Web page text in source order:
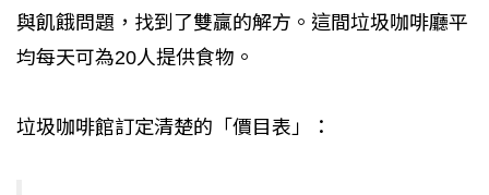
與飢餓問題，找到了雙贏的解方。這間垃圾咖啡廳平
均每天可為20人提供食物。
垃圾咖啡館訂定清楚的「價目表」：